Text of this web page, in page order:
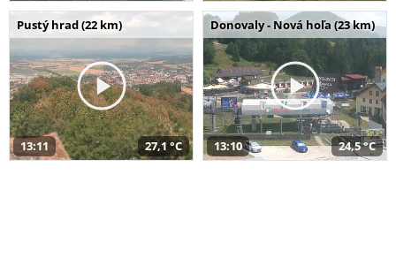
Pustý hrad (22 km)
13:11 27,1 °C
Donovaly - Nová hoľa (23 km)
13:10 24,5 °C